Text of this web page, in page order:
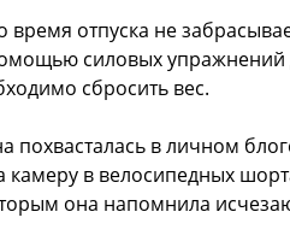
отпуска не
силовых упражнений
сбросить вес.
похвасталась в личном
в велосипедных
она напомнила